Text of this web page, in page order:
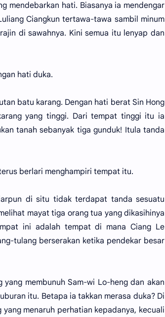
mendebarkan hati. Biasanya ia mendengar
Ciangkun tertawa-tawa sambil minum
di sawahnya. Kini semua itu lenyap dan
hati duka.
batu karang. Dengan hati berat Sin Hong
yang tinggi. Dari tempat tinggi itu ia
tanah sebanyak tiga gunduk! Itula tanda
berlari menghampiri tempat itu.
di situ tidak terdapat tanda sesuatu
mayat tiga orang tua yang dikasihinya
ini adalah tempat di mana Ciang Le
tulang berserakan ketika pendekar besar
membunuh Sam-wi Lo-heng dan akan
itu. Betapa ia takkan merasa duka? Di
menaruh perhatian kepadanya, kecuali